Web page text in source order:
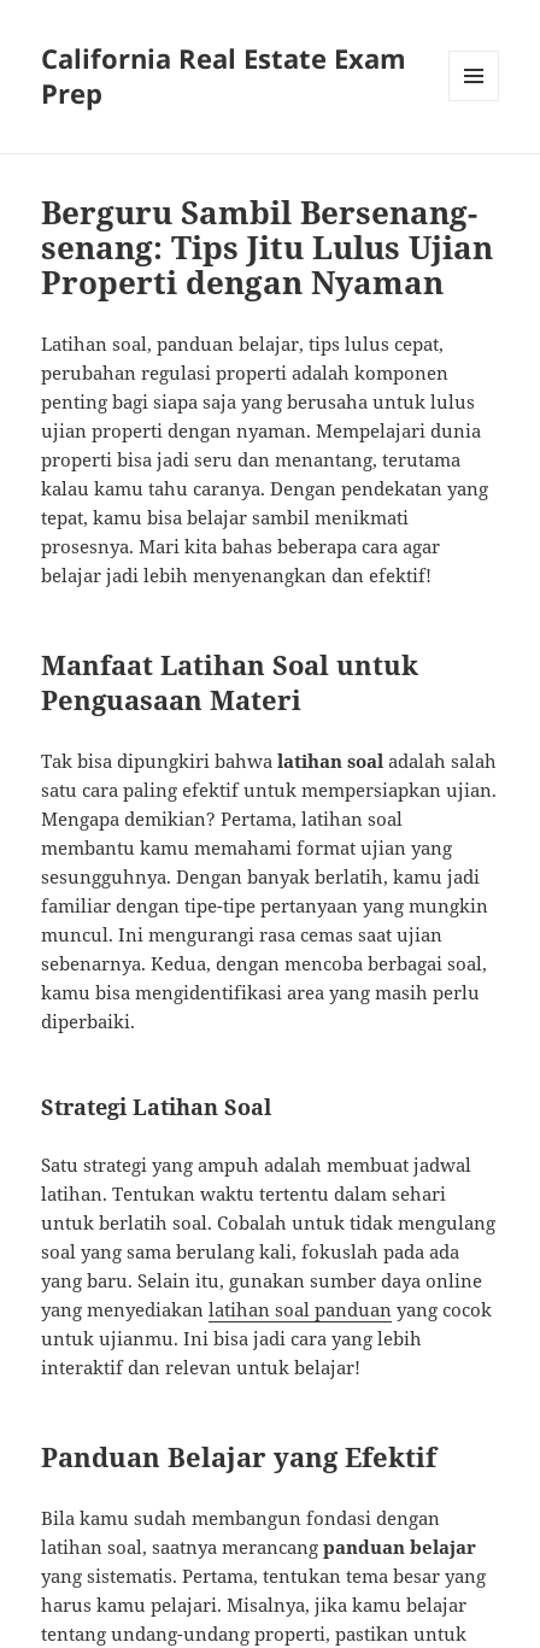
California Real Estate Exam
Prep
Berguru Sambil Bersenang-
senang: Tips Jitu Lulus Ujian
Properti dengan Nyaman
Latihan soal, panduan belajar, tips lulus cepat,
perubahan regulasi properti adalah komponen
penting bagi siapa saja yang berusaha untuk lulus
ujian properti dengan nyaman. Mempelajari dunia
properti bisa jadi seru dan menantang, terutama
kalau kamu tahu caranya. Dengan pendekatan yang
tepat, kamu bisa belajar sambil menikmati
prosesnya. Mari kita bahas beberapa cara agar
belajar jadi lebih menyenangkan dan efektif!
Manfaat Latihan Soal untuk
Penguasaan Materi
Tak bisa dipungkiri bahwalatihan soal adalah salah
satu cara paling efektif untuk mempersiapkan ujian.
Mengapa demikian? Pertama, latihan soal
membantu kamu memahami format ujian yang
sesungguhnya. Dengan banyak berlatih, kamu jadi
familiar dengan tipe-tipe pertanyaan yang mungkin
muncul. Ini mengurangi rasa cemas saat ujian
sebenarnya. Kedua, dengan mencoba berbagai soal,
kamu bisa mengidentifikasi area yang masih perlu
diperbaiki.
Strategi Latihan Soal
Satu strategi yang ampuh adalah membuat jadwal
latihan. Tentukan waktu tertentu dalam sehari
untuk berlatih soal. Cobalah untuk tidak mengulang
soal yang sama berulang kali, fokuslah pada ada
yang baru. Selain itu, gunakan sumber daya online
yang menyediakanlatihan soal panduan yang cocok
untuk ujianmu. Ini bisa jadi cara yang lebih
interaktif dan relevan untuk belajar!
Panduan Belajar yang Efektif
Bila kamu sudah membangun fondasi dengan
latihan soal, saatnya merancangpanduan belajar
yang sistematis. Pertama, tentukan tema besar yang
harus kamu pelajari. Misalnya, jika kamu belajar
tentang undang-undang properti, pastikan untuk